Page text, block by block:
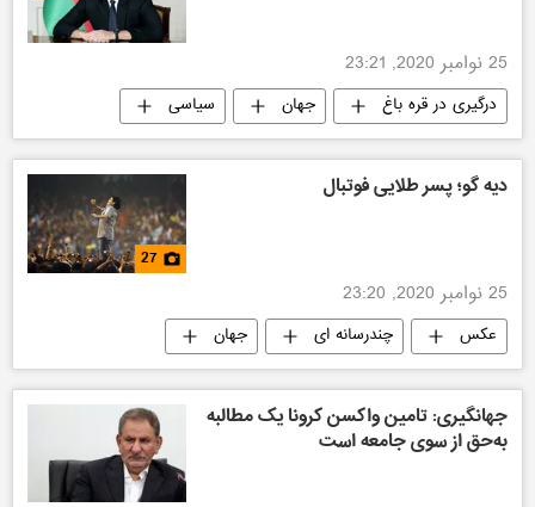
25 نوامبر 2020, 23:21
درگیری در قره باغ جهان سیاسی
دیه گو؛ پسر طلایی فوتبال
27
25 نوامبر 2020, 23:20
عکس چندرسانه ای جهان
جهانگیری: تامین واکسن کرونا یک مطالبه
به‌حق از سوی جامعه است